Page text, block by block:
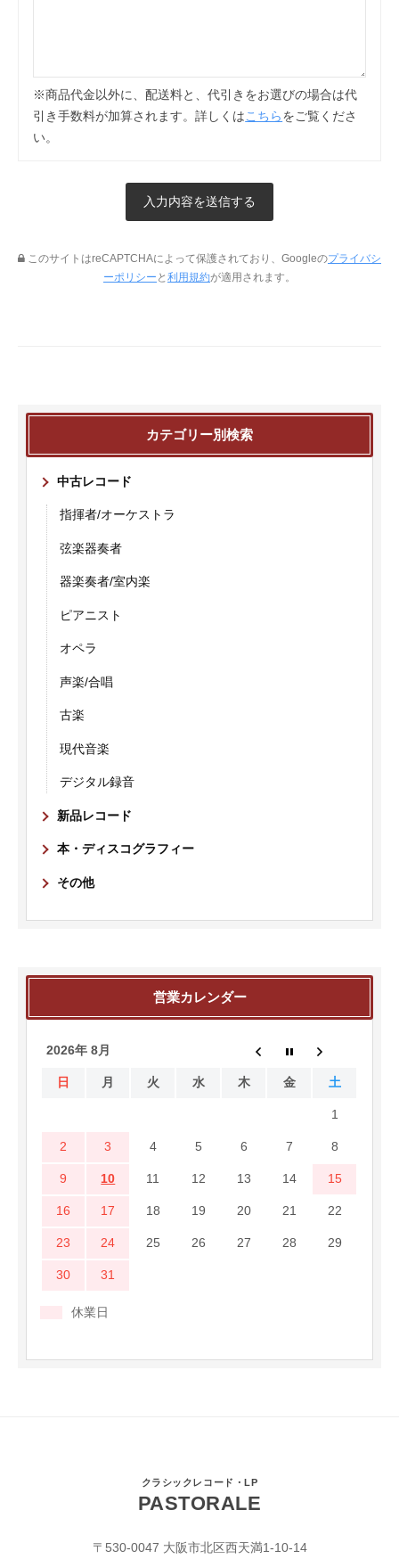
※商品代金以外に、配送料と、代引きをお選びの場合は代
引き手数料が加算されます。詳しくは こちら をご覧くださ
い。
このサイトはreCAPTCHAによって保護されており、Googleのプライバシ
ーポリシー と 利用規約が適用されます。
カテゴリー別検索
中古レコード
指揮者/オーケストラ
弦楽器奏者
器楽奏者/室内楽
ピアニスト
オペラ
声楽/合唱
古楽
現代音楽
デジタル録音
新品レコード
本・ディスコグラフィー
その他
営業カレンダー
2026年 8月
日 月 火 水 木 金 土
1
2 3 4 5 6 7 8
9 10 11 12 13 14 15
16 17 18 19 20 21 22
23 24 25 26 27 28 29
30 31
休業日
クラシックレコード・LP
PASTORALE
〒530-0047 大阪市北区西天満1-10-14